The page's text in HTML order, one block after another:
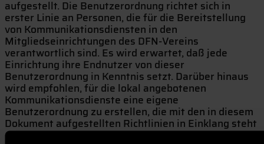
aufgestellt. Die Benutzerordnung richtet sich in
erster Linie an Personen, die für die Bereitstellung
von Kommunikationsdiensten in den
Mitgliedseinrichtungen des DFN-Vereins
verantwortlich sind. Es wird erwartet, daß jede
Einrichtung ihre Endnutzer von dieser
Benutzerordnung in Kenntnis setzt. Darüber hinaus
wird empfohlen, für die lokal angebotenen
Kommunikationsdienste eine eigene
Benutzerordnung zu erstellen, die mit den in diesem
Dokument aufgestellten Richtlinien in Einklang steht
oder auf sie verweist. Das Einhalten dieser Ordnung